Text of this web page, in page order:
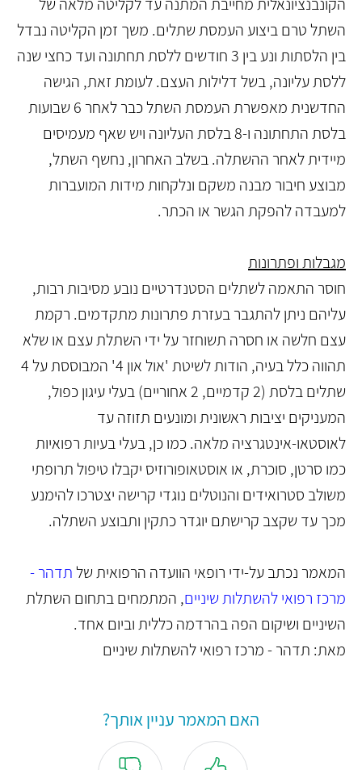
השתל טרם ביצוע העמסת שתלים. משך זמן הקליטה נבדל
בין הלסתות ונע בין 3 חודשים ללסת תחתונה ועד כחצי שנה
ללסת עליונה, בשל דלילות העצם. לעומת זאת, הגישה
החדשנית מאפשרת העמסת השתל כבר לאחר 6 שבועות
בלסת התחתונה ו-8 בלסת העליונה ויש שאף מעמיסים
מיידית לאחר ההשתלה. בשלב האחרון, נחשף השתל,
מבוצע חיבור מבנה משקם ונלקחות מידות המועברות
למעבדה להפקת הגשר או הכתר.
מגבלות ופתרונות
חוסר התאמה לשתלים הסטנדרטיים נובע מסיבות רבות,
עליהם ניתן להתגבר בעזרת פתרונות מתקדמים. רקמת
עצם חלשה או חסרה תשוחזר על ידי השתלת עצם או שלא
תהווה כלל בעיה, הודות לשיטת 'אול און 4' המבוססת על 4
שתלים בלסת (2 קדמיים, 2 אחוריים) בעלי עיגון כפול,
המעניקים יציבות ראשונית ומונעים תזוזה עד
לאוסטאו-אינטגרציה מלאה. כמו כן, בעלי בעיות רפואיות
כמו סרטן, סוכרת, או אוסטאופורוזיס יקבלו טיפול תרופתי
משולב סטרואידים והנוטלים נוגדי קרישה יצטרכו להימנע
מכך עד שקצב קרישתם יוגדר כתקין ותבוצע השתלה.
המאמר נכתב על-ידי רופאי הוועדה הרפואית של תדהר -
מרכז רפואי להשתלות שיניים, המתמחים בתחום השתלת
השיניים ושיקום הפה בהרדמה כללית וביום אחד.
מאת: תדהר - מרכז רפואי להשתלות שיניים
האם המאמר עניין אותך?